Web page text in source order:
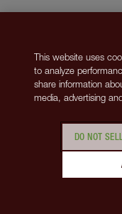
Puderrouge
This website uses
to analyze
share information
media, advertising
DO NOT